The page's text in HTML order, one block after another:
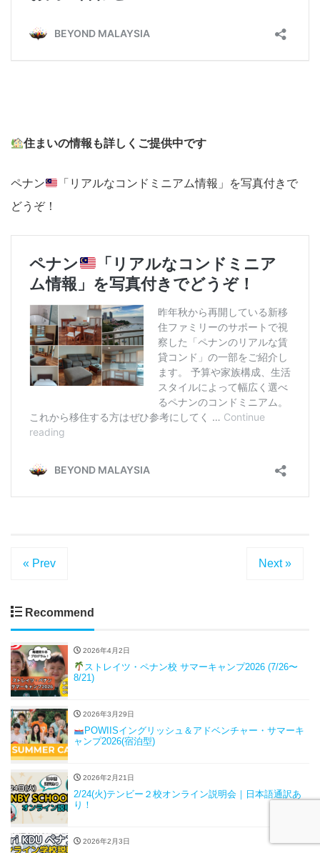
住まいの情報も詳しくご提供中です
ペナン
「リアルなコンドミニアム情報」を写真付きで
どうぞ！
« Prev Next »
Recommend
2026年4月2日
ストレイツ・ペナン校 サマーキャンプ2026 (7/26〜
8/21)
2026年3月29日
POWIISイングリッシュ＆アドベンチャー・サマーキ
ャンプ2026(宿泊型)
2026年2月21日
2/24(火)テンビー２校オンライン説明会｜日本語通訳あ
り！
2026年2月3日